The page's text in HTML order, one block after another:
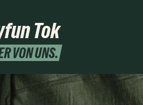
Tok
VON UNS.